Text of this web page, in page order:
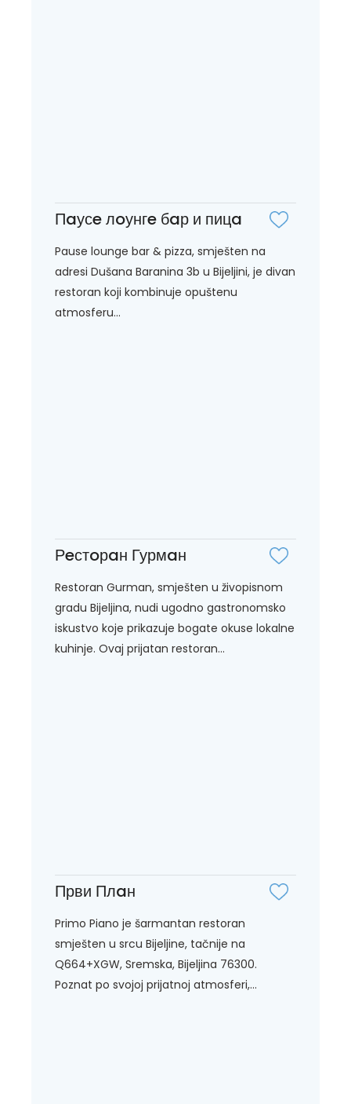
Пaусe лoунгe бaр и пицa
Pause lounge bar & pizza, smješten na
adresi Dušana Baranina 3b u Bijeljini, je divan
restoran koji kombinuje opuštenu
atmosferu...
Рeстoрaн Гурмaн
Restoran Gurman, smješten u živopisnom
gradu Bijeljina, nudi ugodno gastronomsko
iskustvo koje prikazuje bogate okuse lokalne
kuhinje. Ovaj prijatan restoran...
Први Плaн
Primo Piano je šarmantan restoran
smješten u srcu Bijeljine, tačnije na
Q664+XGW, Sremska, Bijeljina 76300.
Poznat po svojoj prijatnoj atmosferi,...